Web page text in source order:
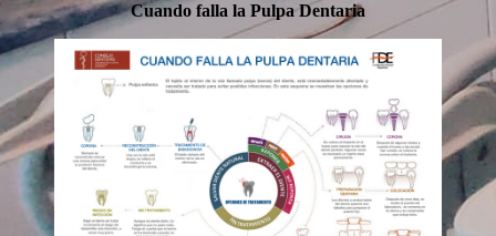
Cuando falla la Pulpa Dentaria